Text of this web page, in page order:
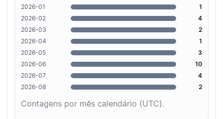
2026-01
1
2026-02
4
2026-03
2
2026-04
1
2026-05
3
2026-06
10
2026-07
4
2026-08
2
Contagens por mês calendário (UTC).